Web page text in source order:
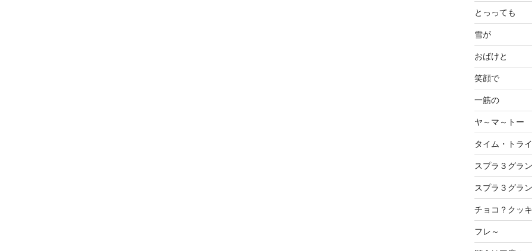
とっっても
雪が
おばけと
笑顔で
一筋の
ヤ～マ～トー
タイム・トラ
スプラ３グラ
スプラ３グラ
チョコ？クッ
フレ～